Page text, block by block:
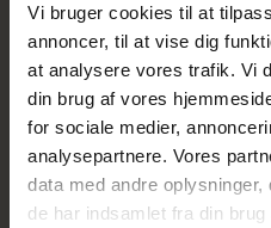
Vi bruger cookies til at
annoncer, til at vise dig
at analysere vores trafik. Vi
din brug af vores
for sociale medier,
analysepartnere. Vores
data med andre
de har indsamlet fra din brug
SON of NOA ørestik sølv m.
3mm zirkoniasten (1 stk.)
150,00 kr
120,00 kr